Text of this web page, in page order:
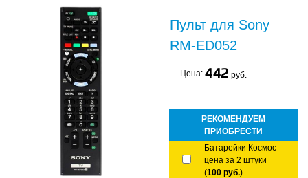
Пульт для Sony
RM-ED052
Цена: 442 руб.
РЕКОМЕНДУЕМ
ПРИОБРЕСТИ
Батарейки Космос
цена за 2 штуки
(100 руб.)